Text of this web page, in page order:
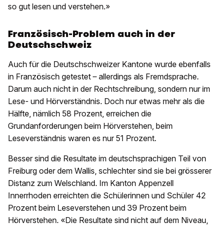
so gut lesen und verstehen.»
Französisch-Problem auch in der
Deutschschweiz
Auch für die Deutschschweizer Kantone wurde ebenfalls
in Französisch getestet – allerdings als Fremdsprache.
Darum auch nicht in der Rechtschreibung, sondern nur im
Lese- und Hörverständnis. Doch nur etwas mehr als die
Hälfte, nämlich 58 Prozent, erreichen die
Grundanforderungen beim Hörverstehen, beim
Leseverständnis waren es nur 51 Prozent.
Besser sind die Resultate im deutschsprachigen Teil von
Freiburg oder dem Wallis, schlechter sind sie bei grösserer
Distanz zum Welschland. Im Kanton Appenzell
Innerrhoden erreichten die Schülerinnen und Schüler 42
Prozent beim Leseverstehen und 39 Prozent beim
Hörverstehen. «Die Resultate sind nicht auf dem Niveau,